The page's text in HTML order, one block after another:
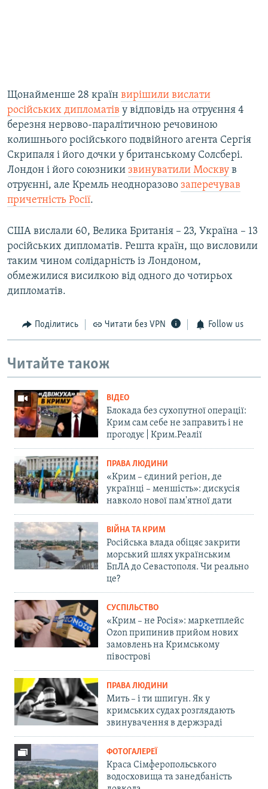
Щонайменше 28 країн вирішили вислати
російських дипломатів у відповідь на отруєння 4
березня нервово-паралітичною речовиною
колишнього російського подвійного агента Сергія
Скрипаля і його дочки у британському Солсбері.
Лондон і його союзники звинуватили Москву в
отруєнні, але Кремль неодноразово заперечував
причетність Росії.​
США вислали 60, Велика Британія – 23, Україна – 13
російських дипломатів. Решта країн, що висловили
таким чином солідарність із Лондоном,
обмежилися висилкою від одного до чотирьох
дипломатів.
Поділитись Читати без VPN Follow us
Читайте також
ВІДЕО
Блокада без сухопутної операції:
Крим сам себе не заправить і не
прогодує | Крим.Реалії
ПРАВА ЛЮДИНИ
«Крим – єдиний регіон, де
українці – меншість»: дискусія
навколо нової пам'ятної дати
ВІЙНА ТА КРИМ
Російська влада обіцяє закрити
морський шлях українським
БпЛА до Севастополя. Чи реально
це?
СУСПІЛЬСТВО
«Крим – не Росія»: маркетплейс
Ozon припинив прийом нових
замовлень на Кримському
півострові
ПРАВА ЛЮДИНИ
Мить – і ти шпигун. Як у
кримських судах розглядають
звинувачення в держзраді
ФОТОГАЛЕРЕЇ
Краса Сімферопольського
водосховища та занедбаність